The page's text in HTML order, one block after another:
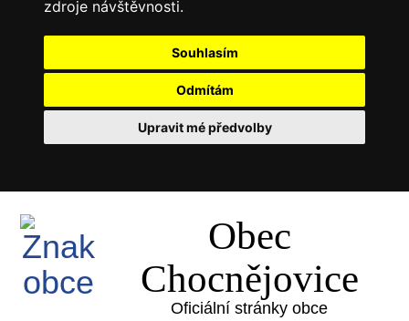
zdroje návštěvnosti.
Souhlasím
Odmítám
Upravit mé předvolby
Obec
Chocnějovice
Oficiální stránky obce